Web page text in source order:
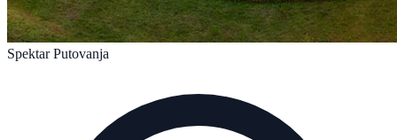
Spektar Putovanja